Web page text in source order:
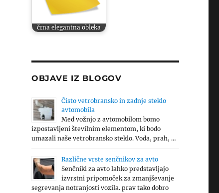
črna elegantna obleka
OBJAVE IZ BLOGOV
Čisto vetrobransko in zadnje steklo
avtomobila
Med vožnjo z avtomobilom bomo
izpostavljeni številnim elementom, ki bodo
umazali naše vetrobransko steklo. Voda, prah, …
Različne vrste senčnikov za avto
Senčniki za avto lahko predstavljajo
izvrstni pripomoček za zmanjševanje
segrevanja notranjosti vozila. prav tako dobro